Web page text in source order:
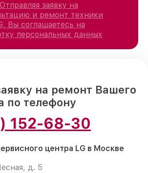
Отправляя заявку на
и ремонт техники
Вы соглашаетесь на
персональных данных
на ремонт Вашего
по телефону
152-68-30
центра LG в Москве
д. 5